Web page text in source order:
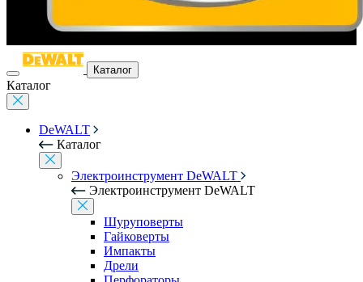
Каталог
Каталог
DeWALT
Каталог
Электроинструмент DeWALT
Электроинструмент DeWALT
Шуруповерты
Гайковерты
Импакты
Дрели